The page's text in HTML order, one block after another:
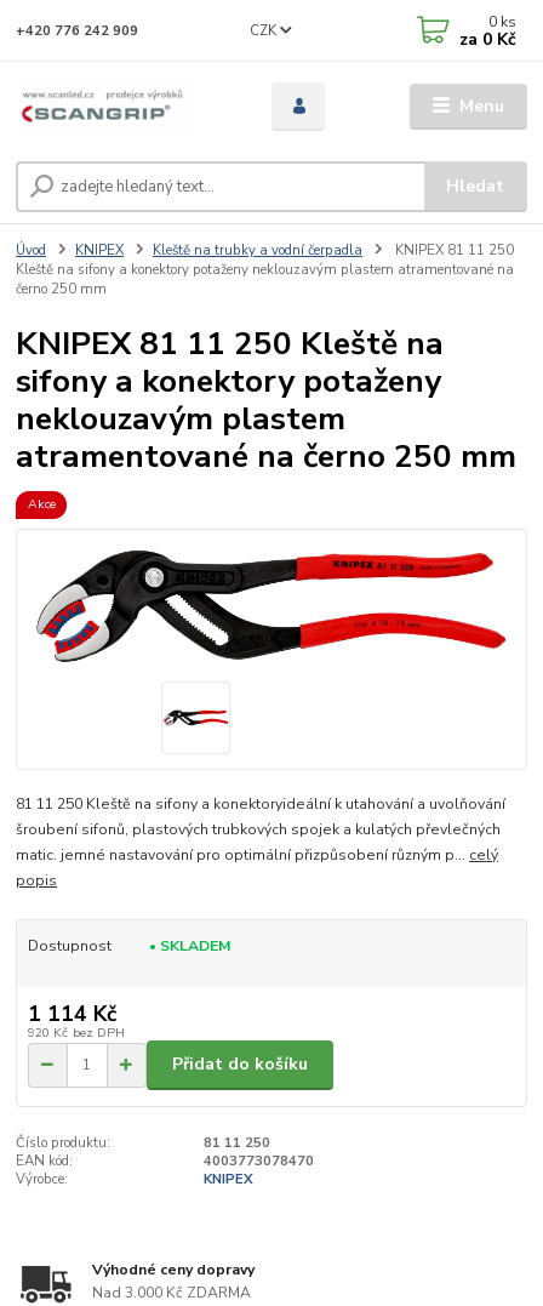
Menu
CZK
Hledat
+420 776 242 909 0 ks
za 0 Kč
Úvod KNIPEX Kleště na trubky a vodní čerpadla
KNIPEX 81 11 250
Kleště na sifony a konektory potaženy neklouzavým plastem atramentované na
černo 250 mm
KNIPEX 81 11 250 Kleště na
sifony a konektory potaženy
neklouzavým plastem
atramentované na černo 250 mm
Akce
81 11 250 Kleště na sifony a konektoryideální k utahování a uvolňování
šroubení sifonů, plastových trubkových spojek a kulatých převlečných
matic. jemné nastavování pro optimální přizpůsobení různým p... celý
popis
Dostupnost • SKLADEM
1 114 Kč
920 Kč bez DPH
Přidat do košíku
Číslo produktu:
81 11 250
EAN kód:
4003773078470
Výrobce:
KNIPEX
Výhodné ceny dopravy
Nad 3.000 Kč ZDARMA